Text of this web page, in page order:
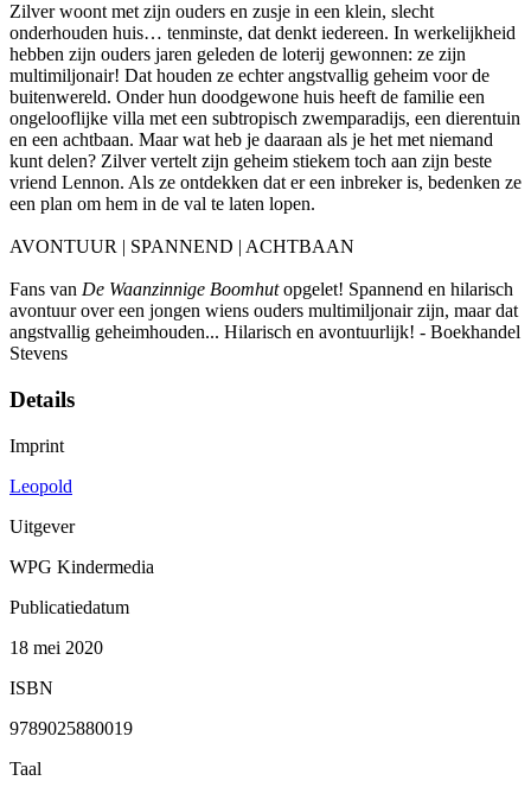
Zilver woont met zijn ouders en zusje in een klein, slecht
onderhouden huis… tenminste, dat denkt iedereen. In werkelijkheid
hebben zijn ouders jaren geleden de loterij gewonnen: ze zijn
multimiljonair! Dat houden ze echter angstvallig geheim voor de
buitenwereld. Onder hun doodgewone huis heeft de familie een
ongelooflijke villa met een subtropisch zwemparadijs, een dierentuin
en een achtbaan. Maar wat heb je daaraan als je het met niemand
kunt delen? Zilver vertelt zijn geheim stiekem toch aan zijn beste
vriend Lennon. Als ze ontdekken dat er een inbreker is, bedenken ze
een plan om hem in de val te laten lopen.
AVONTUUR | SPANNEND | ACHTBAAN
Fans van De Waanzinnige Boomhutopgelet! Spannend en hilarisch
avontuur over een jongen wiens ouders multimiljonair zijn, maar dat
angstvallig geheimhouden... Hilarisch en avontuurlijk! - Boekhandel
Stevens
Details
Imprint
Leopold
Uitgever
WPG Kindermedia
Publicatiedatum
18 mei 2020
ISBN
9789025880019
Taal